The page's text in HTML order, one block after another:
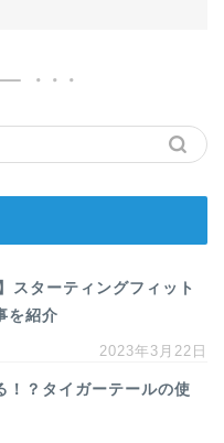
スターティングフィット
を紹介
2023年3月22日
！？タイガーテールの使